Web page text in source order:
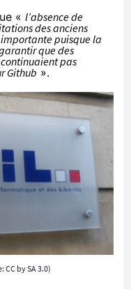
« l’absence de
des anciens
puisque la
que des
pas
Github ».
CC by SA 3.0)